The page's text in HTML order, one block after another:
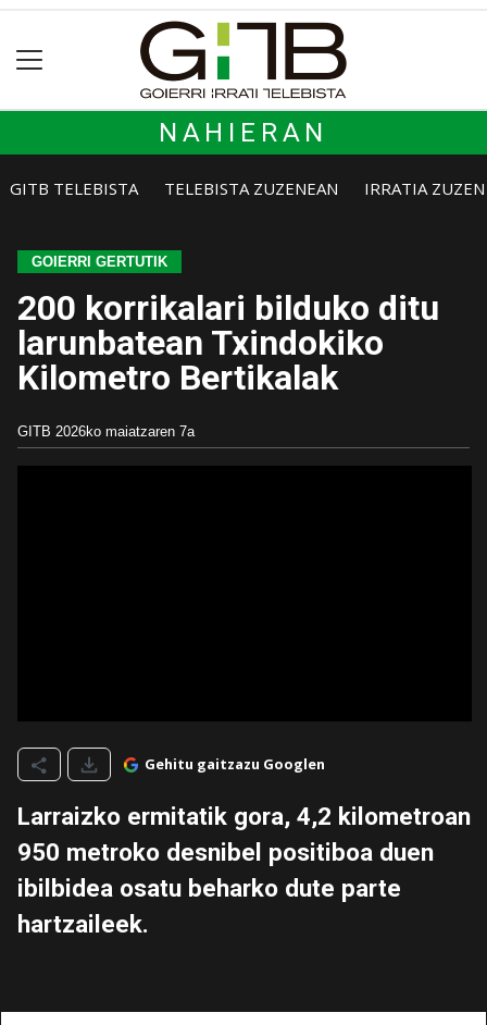
NAHIERAN
GITB TELEBISTA TELEBISTA ZUZENEAN IRRATIA
GOIERRI GERTUTIK
200 korrikalari bilduko ditu
larunbatean Txindokiko
Kilometro Bertikalak
GITB 2026ko maiatzaren 7a
Gehitu gaitzazu Googlen
Larraizko ermitatik gora, 4,2 kilometroan
950 metroko desnibel positiboa duen
ibilbidea osatu beharko dute parte
hartzaileek.